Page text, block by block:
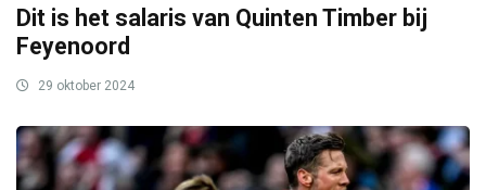
Dit is het salaris van Quinten Timber bij
Feyenoord
29 oktober 2024